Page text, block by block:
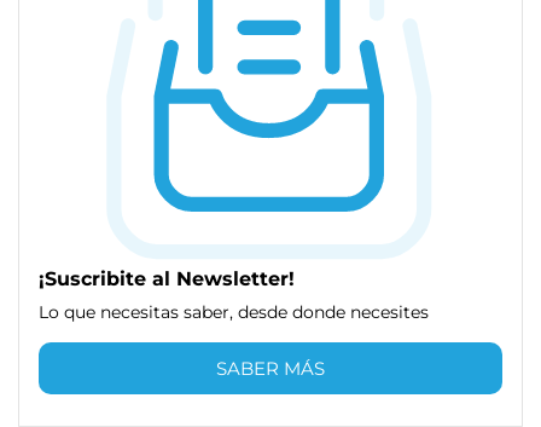
¡Suscribite al Newsletter!
Lo que necesitas saber, desde donde necesites
SABER MÁS